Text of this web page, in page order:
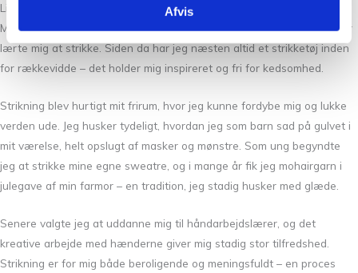
Afvis
Lidt om Refined Knitwear
Min passion for strik begyndte i barndommen, hvor min mor og farmor
lærte mig at strikke. Siden da har jeg næsten altid et strikketøj inden
for rækkevidde – det holder mig inspireret og fri for kedsomhed.
Strikning blev hurtigt mit frirum, hvor jeg kunne fordybe mig og lukke
verden ude. Jeg husker tydeligt, hvordan jeg som barn sad på gulvet i
mit værelse, helt opslugt af masker og mønstre. Som ung begyndte
jeg at strikke mine egne sweatre, og i mange år fik jeg mohairgarn i
julegave af min farmor – en tradition, jeg stadig husker med glæde.
Senere valgte jeg at uddanne mig til håndarbejdslærer, og det
kreative arbejde med hænderne giver mig stadig stor tilfredshed.
Strikning er for mig både beroligende og meningsfuldt – en proces